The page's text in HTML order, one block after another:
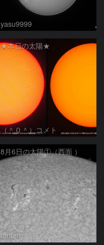
yasu9999
★本日の太陽★
（＾０＾）コメト
8月6日の太陽①（西面 ）
toritori